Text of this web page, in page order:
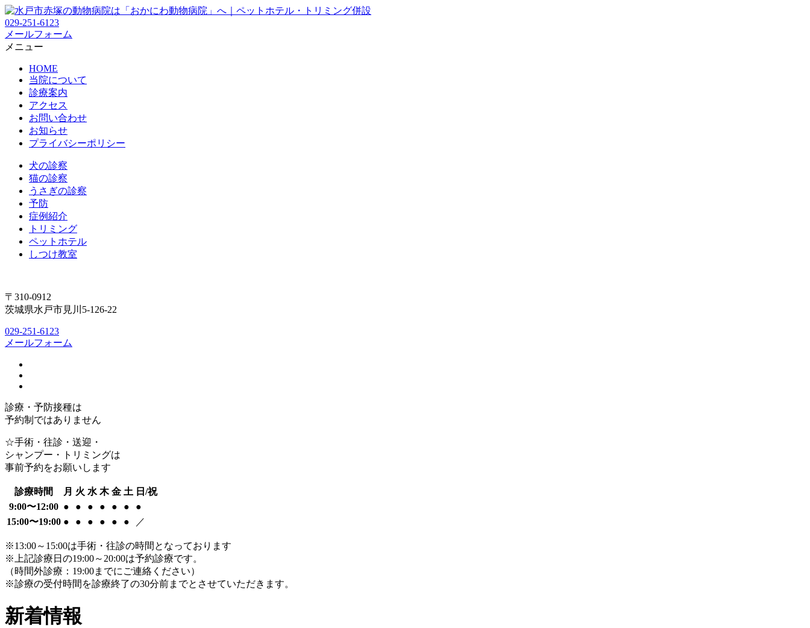
029-251-6123
メールフォーム
メニュー
HOME
当院について
診療案内
アクセス
お問い合わせ
お知らせ
プライバシーポリシー
犬の診察
猫の診察
うさぎの診察
予防
症例紹介
トリミング
ペットホテル
しつけ教室
〒310-0912
茨城県水戸市見川5-126-22
029-251-6123
メールフォーム
診療・予防接種は
予約制ではありません
☆手術・往診・送迎・
シャンプー・トリミングは
事前予約をお願いします
診療時間 月 火 水 木 金 土 日/祝
9:00〜12:00 ● ● ● ● ● ●
●
15:00〜19:00 ● ● ● ● ● ● ／
※13:00～15:00は手術・往診の時間となっております
※上記診療日の19:00～20:00は予約診療です。
（時間外診療：19:00までにご連絡ください）
※診療の受付時間を診療終了の30分前までとさせていただきます。
新着情報